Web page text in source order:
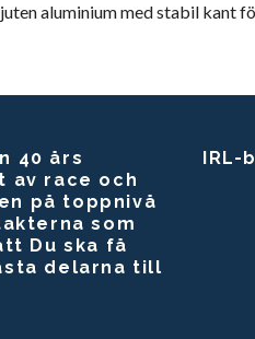
aluminium med stabil kant
40 års
av race och
på toppnivå
som
Du ska få
delarna till